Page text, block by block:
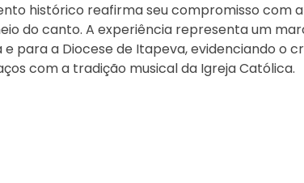
histórico reafirma seu compromisso com
do canto. A experiência representa um
para a Diocese de Itapeva, evidenciando o
com a tradição musical da Igreja Católica.